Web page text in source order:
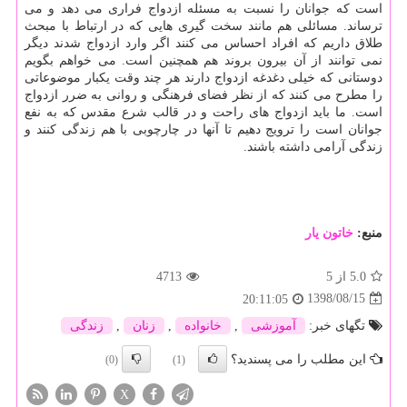
است كه جوانان را نسبت به مسئله ازدواج فراری می دهد و می
ترساند. مسائلی هم مانند سخت گیری هایی كه در ارتباط با مبحث
طلاق داریم كه افراد احساس می كنند اگر وارد ازدواج شدند دیگر
نمی توانند از آن بیرون بروند هم همچنین است. می خواهم بگویم
دوستانی كه خیلی دغدغه ازدواج دارند هر چند وقت یكبار موضوعاتی
را مطرح می كنند كه از نظر فضای فرهنگی و روانی به ضرر ازدواج
است. ما باید ازدواج های راحت و در قالب شرع مقدس كه به نفع
جوانان است را ترویج دهیم تا آنها در چارچوبی با هم زندگی كنند و
زندگی آرامی داشته باشند.
منبع: خاتون یار
5.0 از 5
4713
1398/08/15
20:11:05
تگهای خبر:
آموزشی , خانواده , زنان , زندگی
این مطلب را می پسندید؟ (1)
(0)
X